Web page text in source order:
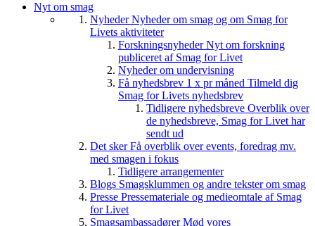
Nyt om smag
NyhederNyheder om smag og om Smag for
Livets aktiviteter
ForskningsnyhederNyt om forskning
publiceret af Smag for Livet
Nyheder om undervisning
Få nyhedsbrev 1 x pr måned Tilmeld dig
Smag for Livets nyhedsbrev
Tidligere nyhedsbreve Overblik over
de nyhedsbreve, Smag for Livet har
sendt ud
Det skerFå overblik over events, foredrag mv.
med smagen i fokus
Tidligere arrangementer
Blogs Smagsklummen og andre tekster om smag
Presse Pressemateriale og medieomtale af Smag
for Livet
SmagsambassadørerMød vores